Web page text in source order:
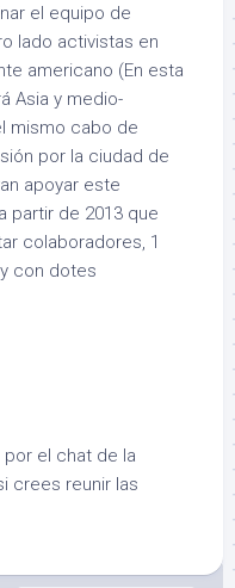
el equipo de
lado activistas en
americano (En esta
Asia y medio-
mismo cabo de
por la ciudad de
apoyar este
partir de 2013 que
colaboradores, 1
con dotes
el chat de la
crees reunir las